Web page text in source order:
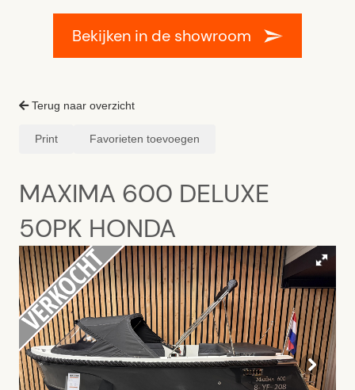
Bekijken in de showroom
Terug naar overzicht
Print Favorieten toevoegen
MAXIMA 600 DELUXE
50PK HONDA